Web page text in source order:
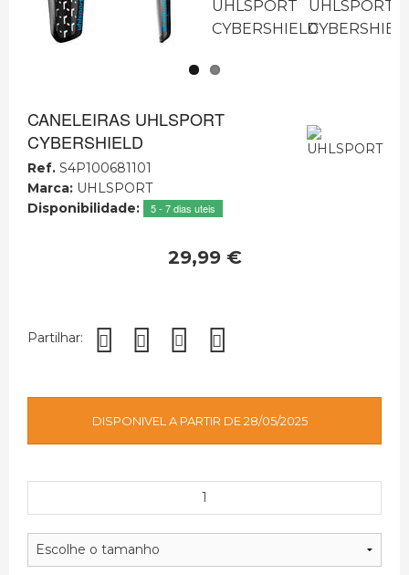
CANELEIRAS UHLSPORT
CYBERSHIELD
Ref. S4P100681101
Marca: UHLSPORT
Disponibilidade:
5 - 7 dias uteis
29,99 €
Partilhar:
DISPONIVEL A PARTIR DE 28/05/2025